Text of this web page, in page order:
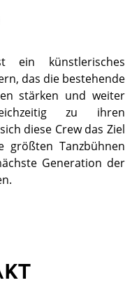
ein künstlerisches
das die bestehende
stärken und weiter
zu ihren
diese Crew das Ziel
größten Tanzbühnen
Generation der